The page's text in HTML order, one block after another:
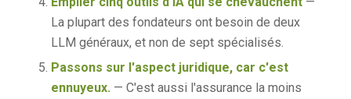
La plupart des fondateurs ont besoin de deux
LLM généraux, et non de sept spécialisés.
Passons sur l'aspect juridique, car c'est
ennuyeux.— C'est aussi l'assurance la moins